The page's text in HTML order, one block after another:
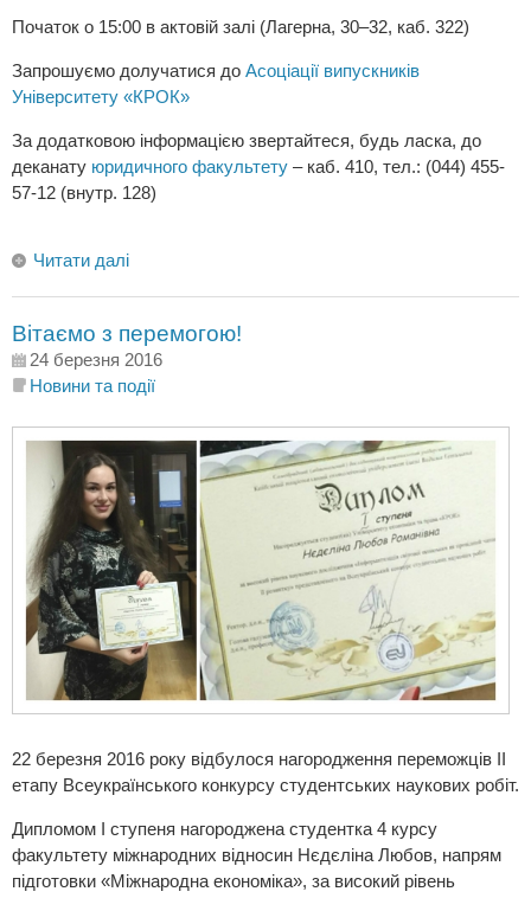
Початок о 15:00 в актовій залі (Лагерна, 30–32, каб. 322)
Запрошуємо долучатися до Асоціації випускників
Університету «КРОК»
За додатковою інформацією звертайтеся, будь ласка, до
деканату юридичного факультету – каб. 410, тел.: (044) 455-
57-12 (внутр. 128)
Читати далі
Вітаємо з перемогою!
24 березня 2016
Новини та події
22 березня 2016 року відбулося нагородження переможців ІІ
етапу Всеукраїнського конкурсу студентських наукових робіт.
Дипломом І ступеня нагороджена студентка 4 курсу
факультету міжнародних відносин Нєдєліна Любов, напрям
підготовки «Міжнародна економіка», за високий рівень